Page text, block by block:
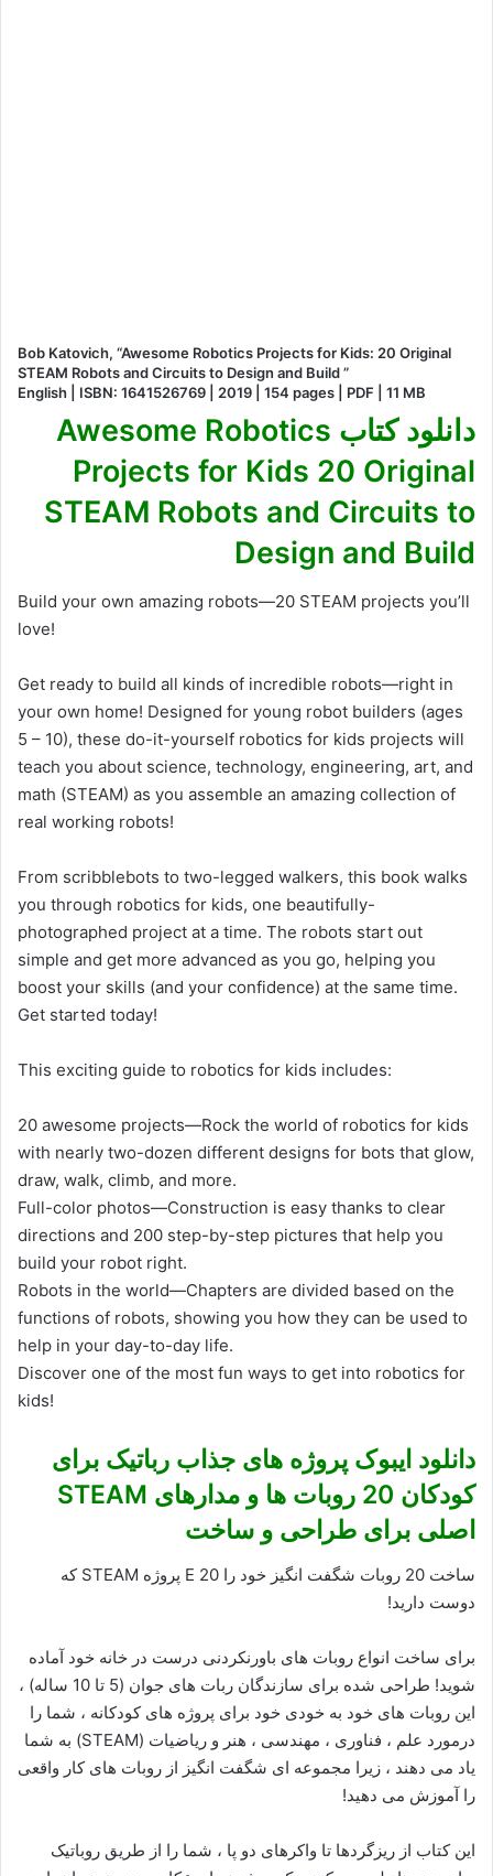
Bob Katovich, “Awesome Robotics Projects for Kids: 20 Original
STEAM Robots and Circuits to Design and Build ”
English | ISBN: 1641526769 | 2019 | 154 pages | PDF | 11 MB
دانلود کتاب Awesome Robotics
Projects for Kids 20 Original
STEAM Robots and Circuits to
Design and Build
Build your own amazing robots―20 STEAM projects you’ll
love!
Get ready to build all kinds of incredible robots―right in
your own home! Designed for young robot builders (ages
5 – 10), these do-it-yourself robotics for kids projects will
teach you about science, technology, engineering, art, and
math (STEAM) as you assemble an amazing collection of
real working robots!
From scribblebots to two-legged walkers, this book walks
you through robotics for kids, one beautifully-
photographed project at a time. The robots start out
simple and get more advanced as you go, helping you
boost your skills (and your confidence) at the same time.
Get started today!
This exciting guide to robotics for kids includes:
20 awesome projects―Rock the world of robotics for kids
with nearly two-dozen different designs for bots that glow,
draw, walk, climb, and more.
Full-color photos―Construction is easy thanks to clear
directions and 200 step-by-step pictures that help you
build your robot right.
Robots in the world―Chapters are divided based on the
functions of robots, showing you how they can be used to
help in your day-to-day life.
Discover one of the most fun ways to get into robotics for
kids!
دانلود ایبوک پروژه های جذاب رباتیک برای
کودکان 20 روبات ها و مدارهای STEAM
اصلی برای طراحی و ساخت
ساخت 20 روبات شگفت انگیز خود را E 20 پروژه STEAM که
دوست دارید!
برای ساخت انواع روبات های باورنکردنی درست در خانه خود آماده
شوید! طراحی شده برای سازندگان ربات های جوان (5 تا 10 ساله) ،
این روبات های خود به خودی خود برای پروژه های کودکانه ، شما را
درمورد علم ، فناوری ، مهندسی ، هنر و ریاضیات (STEAM) به شما
یاد می دهند ، زیرا مجموعه ای شگفت انگیز از روبات های کار واقعی
را آموزش می دهید!
این کتاب از ریزگردها تا واکرهای دو پا ، شما را از طریق روباتیک